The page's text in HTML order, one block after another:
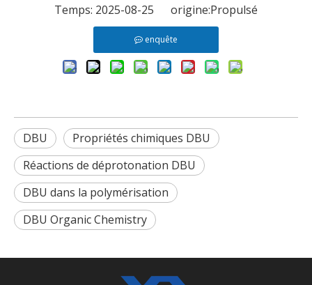
Temps: 2025-08-25 origine:Propulsé
enquête
DBU
Propriétés chimiques DBU
Réactions de déprotonation DBU
DBU dans la polymérisation
DBU Organic Chemistry